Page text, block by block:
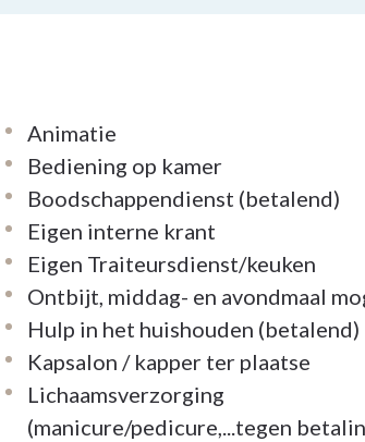
Animatie
Bediening op kamer
Boodschappendienst (betalend)
Eigen interne krant
Eigen Traiteursdienst/keuken
Ontbijt, middag- en avondmaal
Hulp in het huishouden (betalend)
Kapsalon / kapper ter plaatse
Lichaamsverzorging
(manicure/pedicure,...tegen